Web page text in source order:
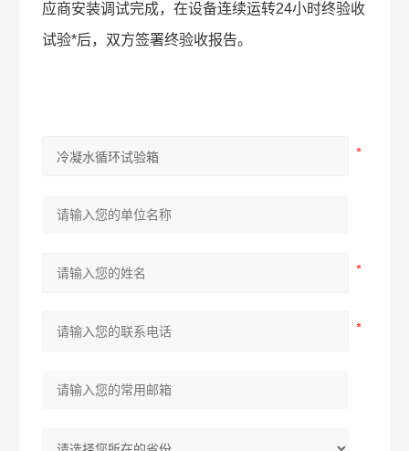
应商安装调试完成，在设备连续运转24小时终验收
试验*后，双方签署终验收报告。